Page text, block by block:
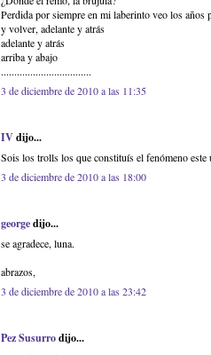
Perdida por siempre en mi laberinto veo los años
y volver, adelante y atrás
adelante y atrás
arriba y abajo
..................................
3 de diciembre de 2010 a las 11:35
IVdijo...
Sois los trolls los que constituís el fenómeno
3 de diciembre de 2010 a las 18:00
georgedijo...
se agradece, luna.
abrazos,
3 de diciembre de 2010 a las 23:42
Pez Susurrodijo...